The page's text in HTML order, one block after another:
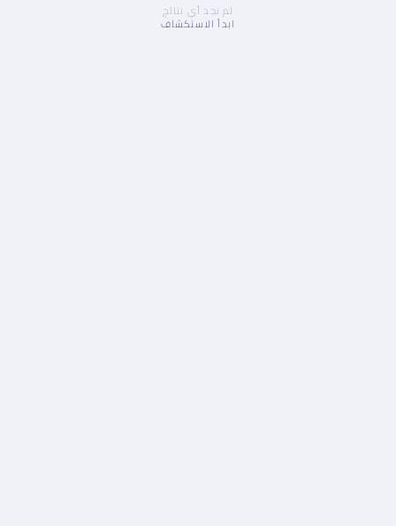
لم نجد أي نتائج
ابدأ الاستكشاف